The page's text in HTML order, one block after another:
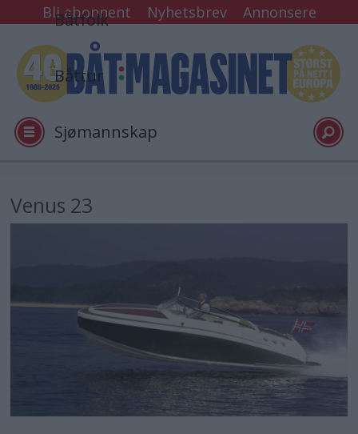
Bli abonnent Nyhetsbrev Annonsere
Båtfolk
Båttur
Sjømannskap
Video
Logg inn
Venus 23